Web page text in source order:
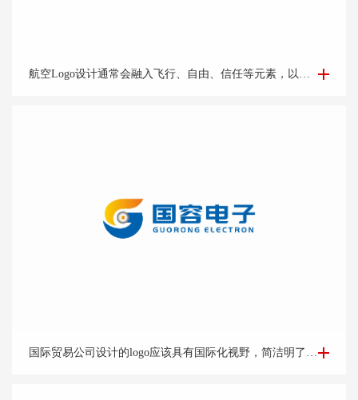
航空Logo设计-集团公司logo设计-logo设计公司 航空Logo设计通常会融入飞行、自由、信任等元素，以及公司的标志性色彩和字体，让人一眼就能联想到该航空公司。
国际贸易Logo设计-外贸公司logo设计-logo设计公司 国际贸易公司设计的logo应该具有国际化视野，简洁明了的设计风格能够突出公司的专业和可靠形象。可以考虑运用地球、货物、货船等与贸易相关的元素，结合简洁的字体和线条，突出公司的国际化特点。